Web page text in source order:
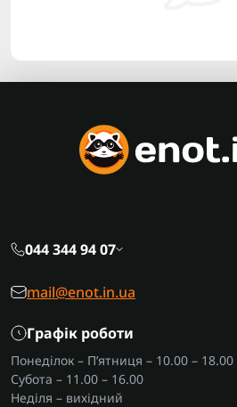
044 344 94 07
mail@enot.in.ua
Графік роботи
Понеділок – П’ятниця – 10.00 – 18.00
Субота – 11.00 – 16.00
Неділя – вихідний